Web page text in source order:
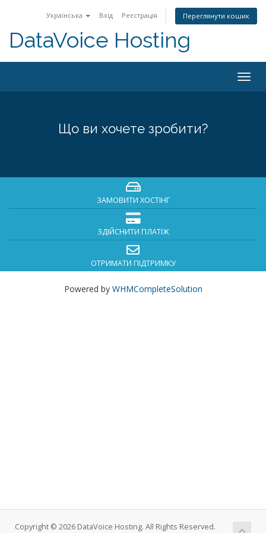
Українська Вхід Реєстрація Переглянути кошик
DataVoice Hosting
Що ви хочете зробити?
ЗАМОВИТИ ХОСТІНГ
ЗДІЙСНИТИ ПЛАТІЖ
ОТРИМАТИ ПІДТРИМКУ
Powered by WHMCompleteSolution
Copyright © 2026 DataVoice Hosting. All Rights Reserved.